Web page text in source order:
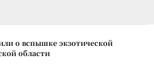
о вспышке экзотической
области